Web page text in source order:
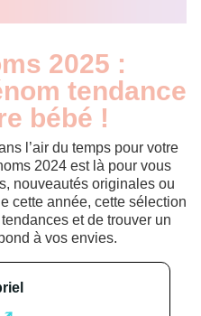
2025 :
tendance
bébé !
l’air du temps pour votre
2024 est là pour vous
nouveautés originales ou
cette année, cette sélection
et de trouver un
à vos envies.